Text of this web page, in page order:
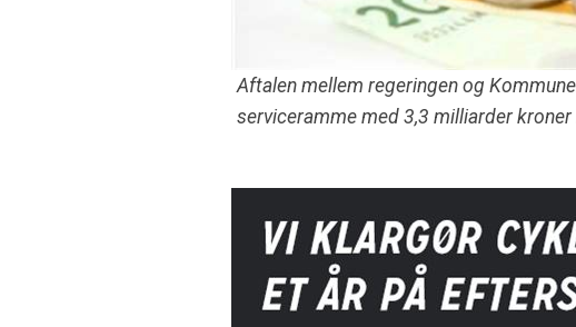
Aftalen mellem regeringen og
serviceramme med 3,3 milliarder